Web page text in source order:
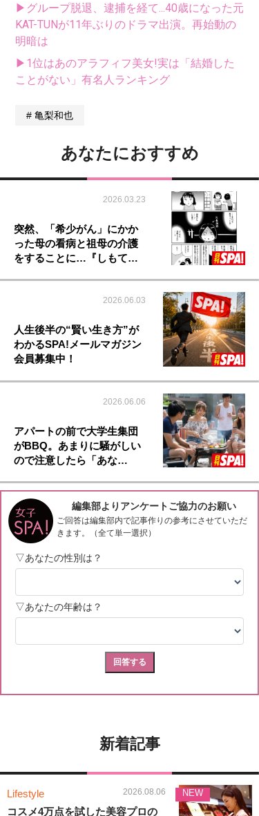
▶グループ脱退、逮捕を経て...40歳になった元
KAT-TUNが11年ぶりのドラマ出演。再始動の
明暗は
▶1位はあのアラフィフ美女!実は「結婚した
ことがない」有名人ランキング
亀梨和也
あなたにおすすめ
2026.03.23
突然、「希少がん」にかか
った母の看病と祖母の介護
をすることに…『しもて…
2026.06.03
人生後半の“賢い生き方”が
わかるSPA!メールマガジン
会員募集中！
2026.06.06
アパートの前で大学生集団
がBBQ。あまりに騒がしい
ので注意したら「あな…
新着記事
Lifestyle 2026.08.06
コスメ4万点を試した美容プロの
NEW